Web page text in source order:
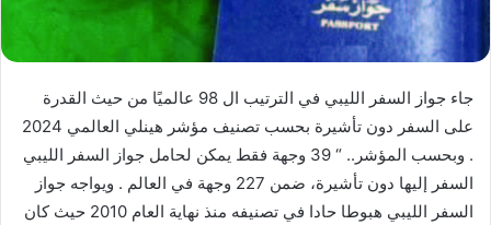
جاء جواز السفر الليبي في الترتيب ال 98 عالميًا من حيث القدرة
على السفر دون تأشيرة بحسب تصنيف مؤشر هينلي العالمي 2024
. وبحسب المؤشر.. “ 39 وجهة فقط يمكن لحامل جواز السفر الليبي
السفر إليها دون تأشيرة، ضمن 227 وجهة في العالم . ويواجه جواز
السفر الليبي هبوطا حادا في تصنيفه منذ نهاية العام 2010 حيث كان